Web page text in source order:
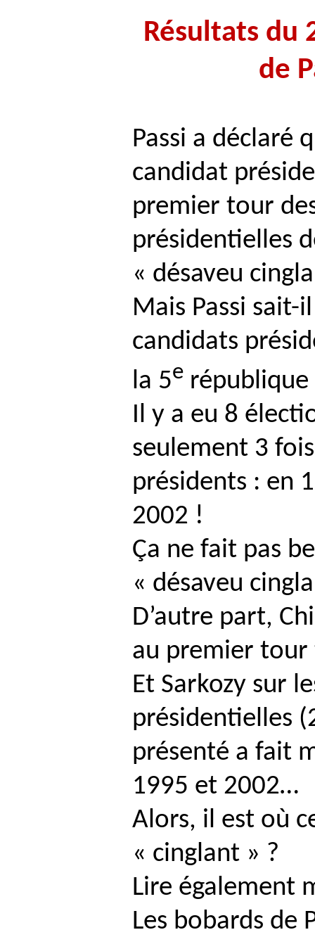
Résultats du
de
Passi a déclaré
candidat
premier tour
présidentielles
« désaveu
Mais Passi sait-il
candidats
la 5erépublique
Il y a eu 8
seulement 3
présidents : en
2002 !
Ça ne fait pas
« désaveu
D’autre part,
au premier
Et Sarkozy sur
présidentielles
présenté a fait
1995 et 2002…
Alors, il est où
« cinglant » ?
Lire également
Les bobards de